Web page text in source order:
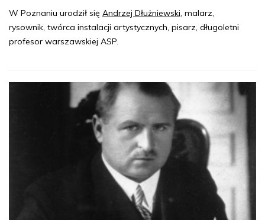
W Poznaniu urodził się Andrzej Dłużniewski , malarz,
rysownik, twórca instalacji artystycznych, pisarz, długoletni
profesor warszawskiej ASP.